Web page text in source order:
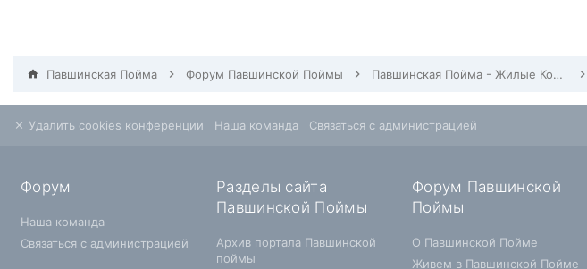
Павшинская Пойма Форум Павшинской Поймы Павшинская Пойма - Жилые Комплексы, Строительство, Заселение, Дома по адресам
Удалить cookies конференции Наша команда Связаться с администрацией
Форум
Наша команда
Связаться с администрацией
Разделы сайта
Павшинской Поймы
Архив портала Павшинской
поймы
Форум Павшинской
Поймы
О Павшинской Пойме
Живем в Павшинской Пойме